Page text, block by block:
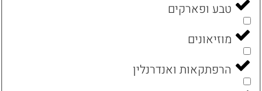
טבע ופארקים
מוזיאונים
הרפתקאות ואנדרנלין